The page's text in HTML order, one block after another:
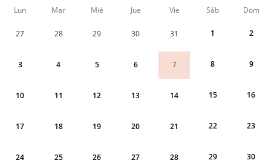
Calendario
correspondiente
Lun Mar Mié Jue Vie Sáb Dom
27 28 29 30 31 1 2
3 4 5 6 7 8 9
10 11 12 13 14 15 16
17 18 19 20 21 22 23
24 25 26 27 28 29 30